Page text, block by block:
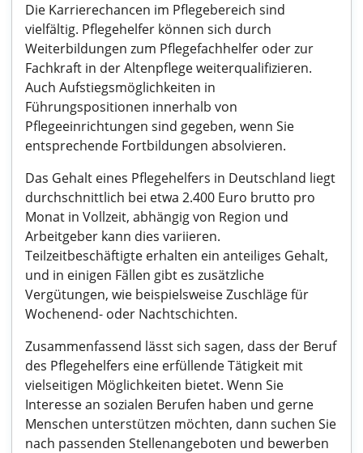
Die Karrierechancen im Pflegebereich sind
vielfältig. Pflegehelfer können sich durch
Weiterbildungen zum Pflegefachhelfer oder zur
Fachkraft in der Altenpflege weiterqualifizieren.
Auch Aufstiegsmöglichkeiten in
Führungspositionen innerhalb von
Pflegeeinrichtungen sind gegeben, wenn Sie
entsprechende Fortbildungen absolvieren.
Das Gehalt eines Pflegehelfers in Deutschland liegt
durchschnittlich bei etwa 2.400 Euro brutto pro
Monat in Vollzeit, abhängig von Region und
Arbeitgeber kann dies variieren.
Teilzeitbeschäftigte erhalten ein anteiliges Gehalt,
und in einigen Fällen gibt es zusätzliche
Vergütungen, wie beispielsweise Zuschläge für
Wochenend- oder Nachtschichten.
Zusammenfassend lässt sich sagen, dass der Beruf
des Pflegehelfers eine erfüllende Tätigkeit mit
vielseitigen Möglichkeiten bietet. Wenn Sie
Interesse an sozialen Berufen haben und gerne
Menschen unterstützen möchten, dann suchen Sie
nach passenden Stellenangeboten und bewerben